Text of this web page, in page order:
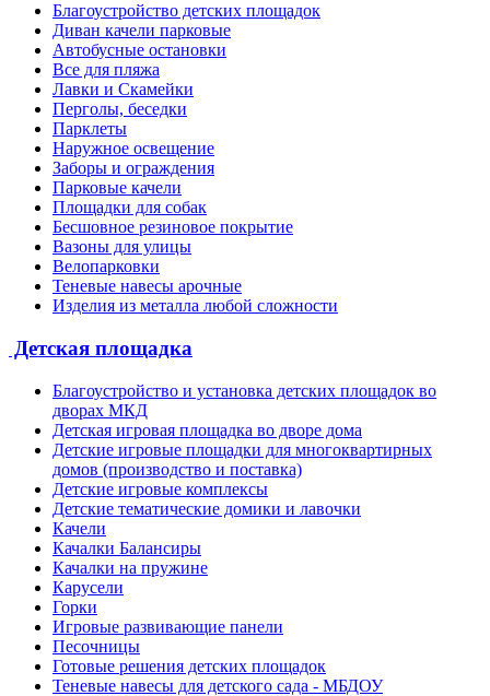
Благоустройство детских площадок
Диван качели парковые
Автобусные остановки
Все для пляжа
Лавки и Скамейки
Перголы, беседки
Парклеты
Наружное освещение
Заборы и ограждения
Парковые качели
Площадки для собак
Бесшовное резиновое покрытие
Вазоны для улицы
Велопарковки
Теневые навесы арочные
Изделия из металла любой сложности
Детская площадка
Благоустройство и установка детских площадок во
дворах МКД
Детская игровая площадка во дворе дома
Детские игровые площадки для многоквартирных
домов (производство и поставка)
Детские игровые комплексы
Детские тематические домики и лавочки
Качели
Качалки Балансиры
Качалки на пружине
Карусели
Горки
Игровые развивающие панели
Песочницы
Готовые решения детских площадок
Теневые навесы для детского сада - МБДОУ